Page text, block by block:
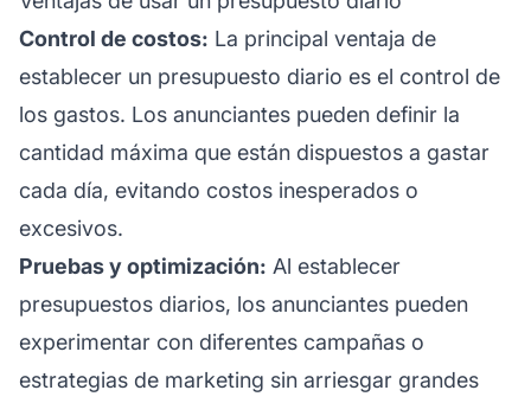
Control de costos: La principal ventaja de
establecer un presupuesto diario es el control de
los gastos. Los anunciantes pueden definir la
cantidad máxima que están dispuestos a gastar
cada día, evitando costos inesperados o
excesivos.
Pruebas y optimización: Al establecer
presupuestos diarios, los anunciantes pueden
experimentar con diferentes campañas o
estrategias de marketing sin arriesgar grandes